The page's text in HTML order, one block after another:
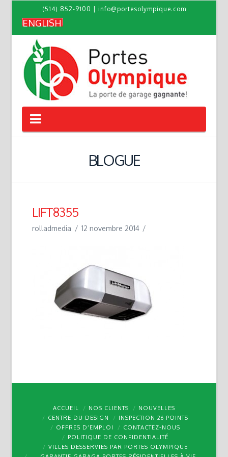
(514) 852-9100 info@portesolympique.com
ENGLISH
Navigation
BLOGUE
LIFT8355
rolladmedia 12 novembre 2014
ACCUEIL NOS CLIENTS
NOUVELLES
CENTRE DU DESIGN
INSPECTION 26 POINTS
OFFRES D’EMPLOI
CONTACTEZ-NOUS
POLITIQUE DE CONFIDENTIALITÉ
VILLES DESSERVIES PAR PORTES OLYMPIQUE